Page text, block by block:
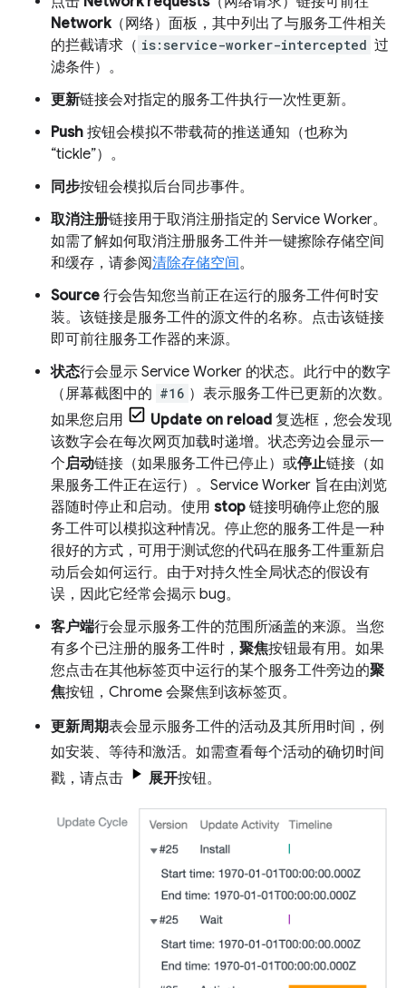
Network（网络）面板，其中列出了与服务工件相关
的拦截请求（ is:service-worker-intercepted 过
滤条件）。
更新链接会对指定的服务工件执行一次性更新。
Push 按钮会模拟不带载荷的推送通知（也称为
“tickle”）。
同步按钮会模拟后台同步事件。
取消注册链接用于取消注册指定的 Service Worker。
如需了解如何取消注册服务工件并一键擦除存储空间
和缓存，请参阅清除存储空间。
Source 行会告知您当前正在运行的服务工件何时安
装。该链接是服务工件的源文件的名称。点击该链接
即可前往服务工作器的来源。
状态行会显示 Service Worker 的状态。此行中的数字
（屏幕截图中的 #16 ）表示服务工件已更新的次数。
如果您启用
Update on reload 复选框，您会发现
该数字会在每次网页加载时递增。状态旁边会显示一
个启动链接（如果服务工件已停止）或停止链接（如
果服务工件正在运行）。Service Worker 旨在由浏览
器随时停止和启动。使用 stop 链接明确停止您的服
务工件可以模拟这种情况。停止您的服务工件是一种
很好的方式，可用于测试您的代码在服务工件重新启
动后会如何运行。由于对持久性全局状态的假设有
误，因此它经常会揭示 bug。
客户端行会显示服务工件的范围所涵盖的来源。当您
有多个已注册的服务工件时， 聚焦按钮最有用。如果
您点击在其他标签页中运行的某个服务工件旁边的聚
焦按钮，Chrome 会聚焦到该标签页。
更新周期表会显示服务工件的活动及其所用时间，例
如安装、等待和激活。如需查看每个活动的确切时间
戳，请点击
展开按钮。